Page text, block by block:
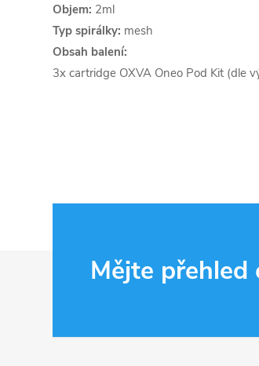
Objem: 2ml
Typ spirálky: mesh
Obsah balení:
3x cartridge OXVA Oneo Pod Kit (dle
Mějte přehled